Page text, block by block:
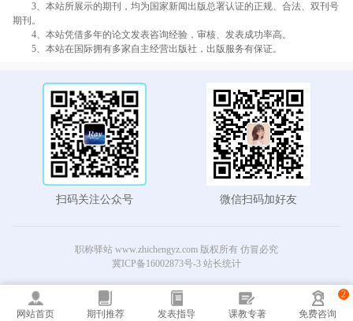
3、本站所展示的期刊，均为国家新闻出版总署认证的正规、合法、双刊号
期刊。
4、本站凭借多年的论文发表咨询经验，审核、发表成功率高。
5、本站在国际拥有多家自主经营出版社，出版服务有保证。
扫码关注公众号 微信扫码加好友
职称驿站 www.zhichengyz.com 版权所有 仿冒必究
冀ICP备16002873号-3 站长统计
网站首页 期刊推荐 发表指导 课教专著 免费咨询
2